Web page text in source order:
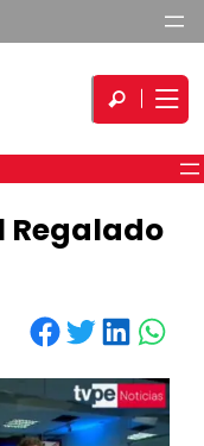
Regalado
Share on Facebook Share on Twitter Share on LinkedIn Share on WhatsApp